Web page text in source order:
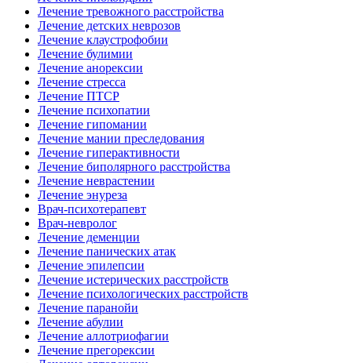
Лечение тревожного расстройства
Лечение детских неврозов
Лечение клаустрофобии
Лечение булимии
Лечение анорексии
Лечение стресса
Лечение ПТСР
Лечение психопатии
Лечение гипомании
Лечение мании преследования
Лечение гиперактивности
Лечение биполярного расстройства
Лечение неврастении
Лечение энуреза
Врач-психотерапевт
Врач-невролог
Лечение деменции
Лечение панических атак
Лечение эпилепсии
Лечение истерических расстройств
Лечение психологических расстройств
Лечение паранойи
Лечение абулии
Лечение аллотриофагии
Лечение прегорексии